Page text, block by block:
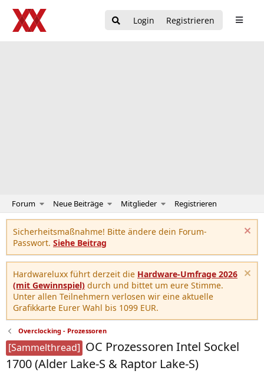
Login Registrieren
Forum Neue Beiträge Mitglieder Registrieren
Sicherheitsmaßnahme! Bitte ändere dein Forum-
Passwort. Siehe Beitrag
Hardwareluxx führt derzeit die Hardware-Umfrage 2026
(mit Gewinnspiel) durch und bittet um eure Stimme.
Unter allen Teilnehmern verlosen wir eine aktuelle
Grafikkarte Eurer Wahl bis 1099 EUR.
Overclocking - Prozessoren
[Sammelthread] OC Prozessoren Intel Sockel
1700 (Alder Lake-S & Raptor Lake-S)